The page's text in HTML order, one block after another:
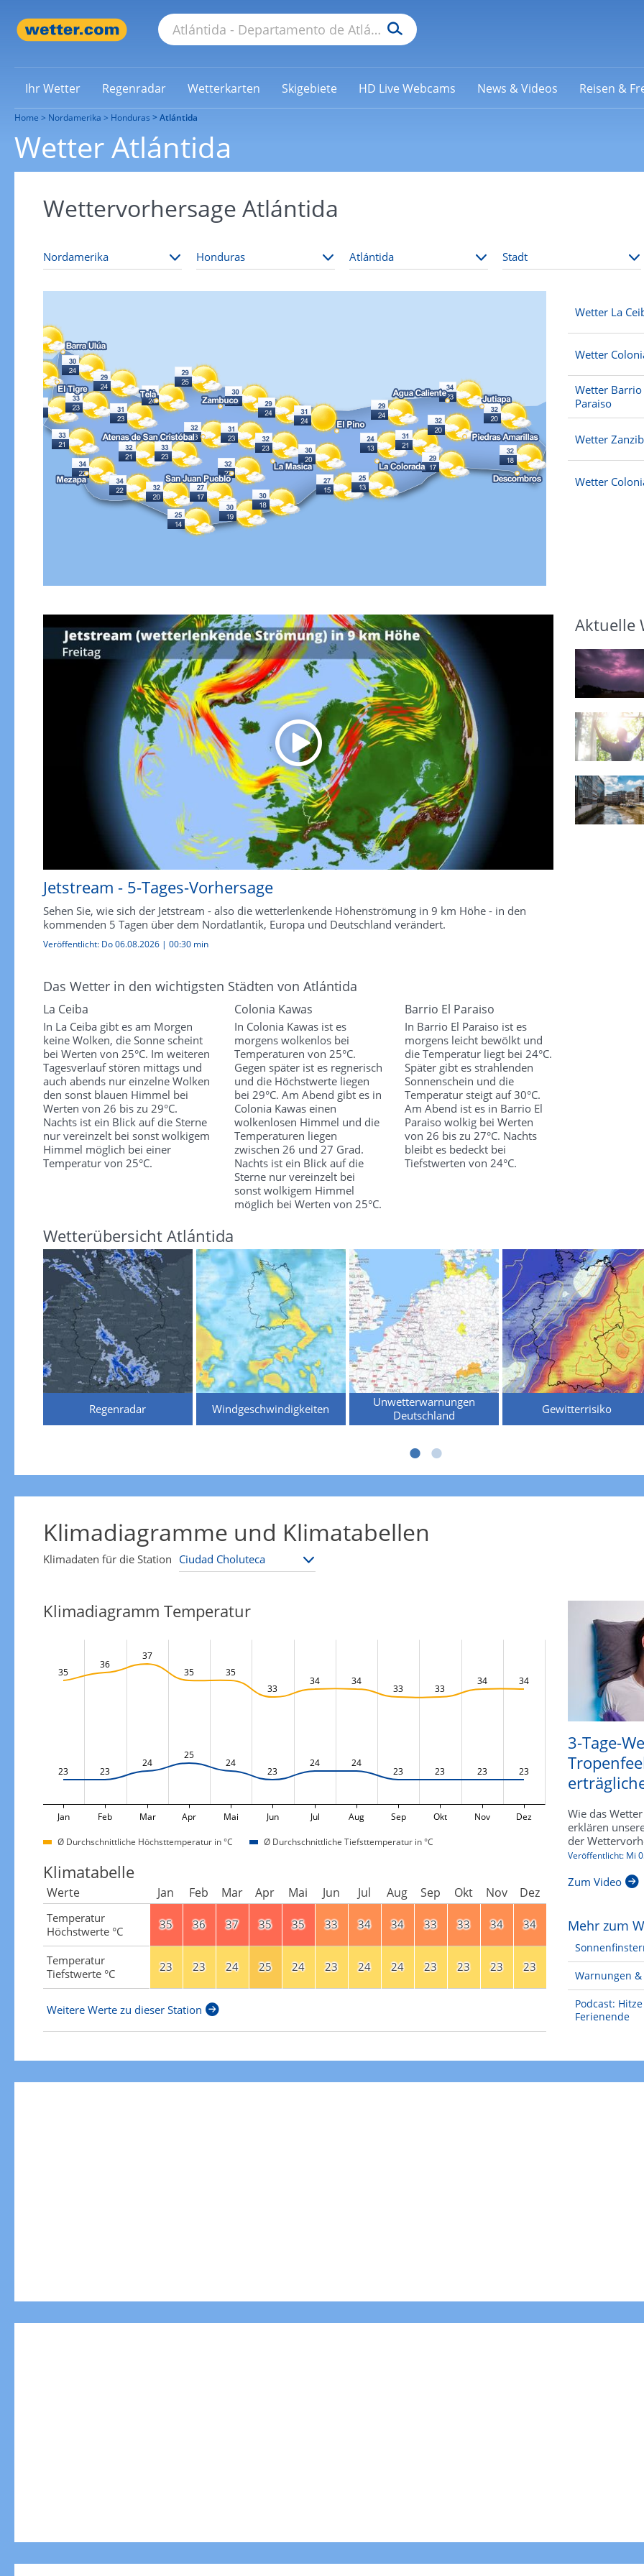
Ihr Wetter Regenradar Wetterkarten Skigebiete HD Live Webcams News & Videos Reisen &
Home Nordamerika Honduras Atlántida
Wetter Atlántida
Wettervorhersage Atlántida
Wetter La
Wetter
Wetter Barrio
Paraiso
Wetter
Wetter
Jetstream - 5-Tages-Vorhersage
Sehen Sie, wie sich der Jetstream - also die wetterlenkende Höhenströmung in 9 km Höhe - in den
kommenden 5 Tagen über dem Nordatlantik, Europa und Deutschland verändert.
Veröffentlicht: Do 06.08.2026 | 00:30 min
Das Wetter in den wichtigsten Städten von Atlántida
La Ceiba
In La Ceiba gibt es am Morgen
keine Wolken, die Sonne scheint
bei Werten von 25°C. Im weiteren
Tagesverlauf stören mittags und
auch abends nur einzelne Wolken
den sonst blauen Himmel bei
Werten von 26 bis zu 29°C.
Nachts ist ein Blick auf die Sterne
nur vereinzelt bei sonst wolkigem
Himmel möglich bei einer
Temperatur von 25°C.
Colonia Kawas
In Colonia Kawas ist es
morgens wolkenlos bei
Temperaturen von 25°C.
Gegen später ist es regnerisch
und die Höchstwerte liegen
bei 29°C. Am Abend gibt es in
Colonia Kawas einen
wolkenlosen Himmel und die
Temperaturen liegen
zwischen 26 und 27 Grad.
Nachts ist ein Blick auf die
Sterne nur vereinzelt bei
sonst wolkigem Himmel
möglich bei Werten von 25°C.
Barrio El Paraiso
In Barrio El Paraiso ist es
morgens leicht bewölkt und
die Temperatur liegt bei 24°C.
Später gibt es strahlenden
Sonnenschein und die
Temperatur steigt auf 30°C.
Am Abend ist es in Barrio El
Paraiso wolkig bei Werten
von 26 bis zu 27°C. Nachts
bleibt es bedeckt bei
Tiefstwerten von 24°C.
Aktuelle
Wetterübersicht Atlántida
Regenradar Windgeschwindigkeiten
Unwetterwarnungen
Deutschland
Gewitterrisiko
Klimadiagramme und Klimatabellen
Klimadaten für die Station
Klimadiagramm Temperatur
35
36
37
35
35
33
34 34
33 33
34 34
23 23
24
25
24
23
24 24
23 23 23 23
Jan Feb Mar Apr Mai Jun Jul Aug Sep Okt Nov Dez
Ø Durchschnittliche Höchsttemperatur in °C Ø Durchschnittliche Tiefsttemperatur in °C
Klimatabelle
Werte Jan Feb Mar Apr Mai Jun Jul Aug Sep Okt Nov Dez
Temperatur
Höchstwerte °C
35 36 37 35 35 33 34 34 33 33 34 34
Temperatur
Tiefstwerte °C
23 23 24 25 24 23 24 24 23 23 23 23
Weitere Werte zu dieser Station
3-Tage-
Wie das
erklären
der
Veröffentlicht: Mi
Zum Video
Mehr zum
Warnungen
Podcast:
Ferienende